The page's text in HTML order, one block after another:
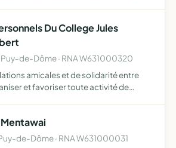
Du College Jules
Puy-de-Dôme · RNA W631000320
amicales et de solidarité entre
et favoriser toute activité de
de-Dôme · RNA W631000031